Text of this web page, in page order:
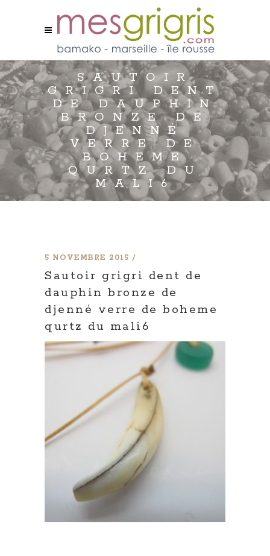
SAUTOIR
GRIGRI DENT
DE DAUPHIN
BRONZE DE
DJENNÉ
VERRE DE
BOHEME
QURTZ DU
MALI6
5 NOVEMBRE 2015
Sautoir grigri dent de
dauphin bronze de
djenné verre de boheme
qurtz du mali6